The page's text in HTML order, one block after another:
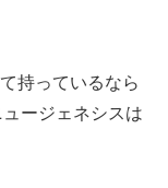
持っているなら
ージェネシスは